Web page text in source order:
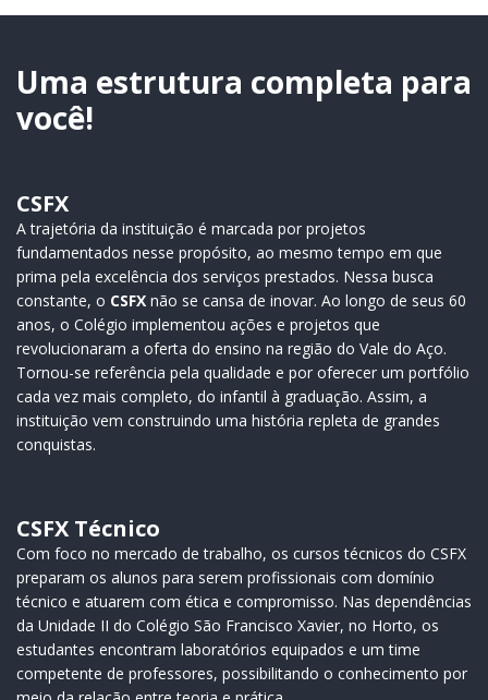
próximo dia 2 de
de história,
transformação
de…
Uma estrutura completa para
você!
CSFX
A trajetória da instituição é marcada por projetos
fundamentados nesse propósito, ao mesmo tempo em que
prima pela excelência dos serviços prestados. Nessa busca
constante, o CSFX não se cansa de inovar. Ao longo de seus 60
anos, o Colégio implementou ações e projetos que
revolucionaram a oferta do ensino na região do Vale do Aço.
Tornou-se referência pela qualidade e por oferecer um portfólio
cada vez mais completo, do infantil à graduação. Assim, a
instituição vem construindo uma história repleta de grandes
conquistas.
CSFX Técnico
Com foco no mercado de trabalho, os cursos técnicos do CSFX
preparam os alunos para serem profissionais com domínio
técnico e atuarem com ética e compromisso. Nas dependências
da Unidade II do Colégio São Francisco Xavier, no Horto, os
estudantes encontram laboratórios equipados e um time
competente de professores, possibilitando o conhecimento por